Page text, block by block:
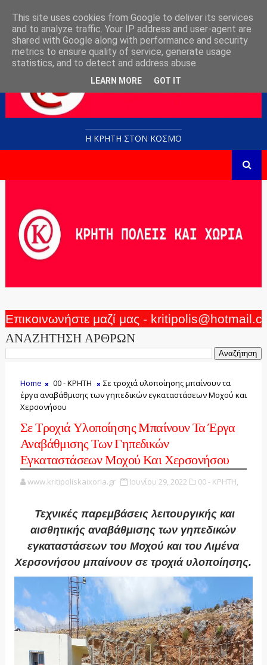
Η ΚΡΗΤΗ ΣΤΟN KOΣΜΟ
Επικοινωνήστε μαζί μας -
ΑΝΑΖΗΤΗΣΗ ΑΡΘΡΩΝ
Home 00 - ΚΡΗΤΗ
Σε τροχιά υλοποίησης μπαίνουν τα
έργα αναβάθμισης των γηπεδικών εγκαταστάσεων Μοχού και
Χερσονήσου
Σε Τροχιά Υλοποίησης Μπαίνουν Τα Έργα
Αναβάθμισης Των Γηπεδικών
Εγκαταστάσεων Μοχού Και Χερσονήσου
www.kritipoliskaixoria.gr Ιουνίου 29, 2022 00 - ΚΡΗΤΗ,
Τεχνικές παρεμβάσεις λειτουργικής και
αισθητικής αναβάθμισης των γηπεδικών
εγκαταστάσεων του Μοχού και του Λιμένα
Χερσονήσου μπαίνουν σε τροχιά υλοποίησης.
This site uses cookies from Google to deliver its services
and to analyze traffic. Your IP address and user-agent are
shared with Google along with performance and security
metrics to ensure quality of service, generate usage
statistics, and to detect and address abuse.
LEARN MORE GOT IT